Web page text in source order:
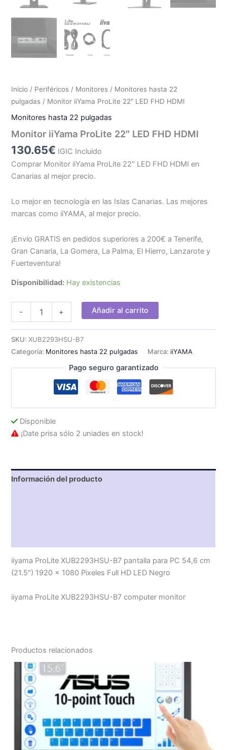
Inicio / Periféricos / Monitores / Monitores hasta 22
pulgadas / Monitor iiYama ProLite 22″ LED FHD HDMI
Monitores hasta 22 pulgadas
Monitor iiYama ProLite 22″ LED FHD HDMI
130.65€ IGIC Incluido
Comprar Monitor iiYama ProLite 22″ LED FHD HDMI en
Canarias al mejor precio.
Lo mejor en tecnología en las Islas Canarias. Las mejores
marcas como iiYAMA, al mejor precio.
¡Envío GRATIS en pedidos superiores a 200€ a Tenerife,
Gran Canaria, La Gomera, La Palma, El Hierro, Lanzarote y
Fuerteventura!
Disponibilidad: Hay existencias
-
22"
FHD
HDMI
+ Añadir al carrito
SKU:XUB2293HSU-B7
Categoría: Monitores hasta 22 pulgadas Marca: iiYAMA
Pago seguro garantizado
Disponible
¡Date prisa sólo 2 uniades en stock!
Información del producto
iiyama ProLite XUB2293HSU-B7 pantalla para PC 54,6 cm
(21.5") 1920 x 1080 Pixeles Full HD LED Negro
iiyama ProLite XUB2293HSU-B7 computer monitor
Productos relacionados